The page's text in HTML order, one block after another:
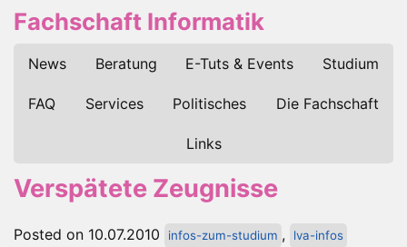
Fachschaft Informatik
News Beratung E-Tuts & Events Studium
FAQ Services Politisches Die Fachschaft
Links
Verspätete Zeugnisse
Posted on 10.07.2010 infos-zum-studium , lva-infos